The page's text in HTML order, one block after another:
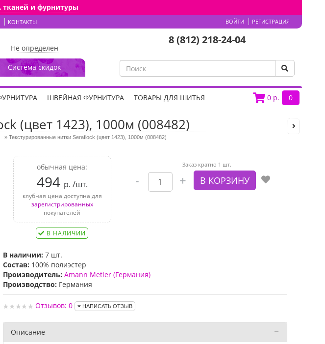
и фурнитуры
КОНТАКТЫ ВОЙТИ РЕГИСТРАЦИЯ
Не определен
Система скидок
8 (812) 218-24-04
0 р. 0
ШВЕЙНАЯ ФУРНИТУРА ТОВАРЫ ДЛЯ ШИТЬЯ
(цвет 1423), 1000м (008482)
» Текстурированные нитки Seraflock (цвет 1423), 1000м (008482)
обычная цена:
494 р. /шт.
клубная цена доступна для
зарегистрированных
покупателей
В НАЛИЧИИ
Заказ кратно 1 шт.
В наличии: 7 шт.
Состав: 100% полиэстер
Производитель: Amann Metler (Германия)
Производство: Германия
Отзывов: 0 НАПИСАТЬ ОТЗЫВ
Описание